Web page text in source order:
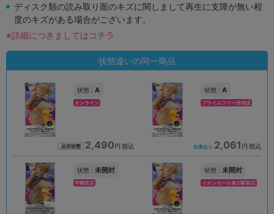
ディスク類の読み取り面のキズに関しまして再生に支障が無い程
度のキズがある場合がございます。
※詳細につきましてはコチラ
状態違いの同一商品
状態 : A
オンライン
品切状態 2,490 円 税込
状態 : A
プライムツリー赤池店
在庫あり 2,061 円 税込
状態 : 未開封
宇都宮店
状態 : 未開封
イオンモール旭川駅前店